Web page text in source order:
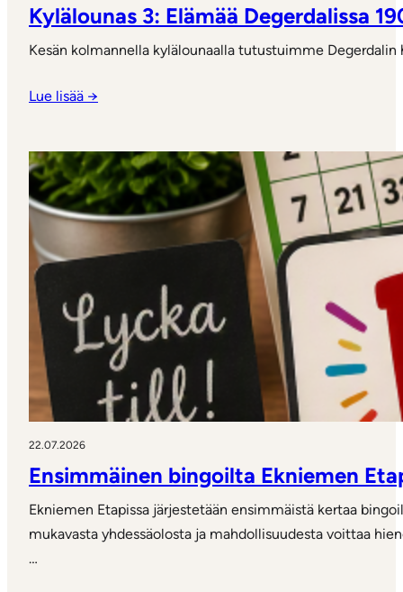
Kylälounas 3: Elämää Degerdalissa
Kesän kolmannella kylälounaalla tutustuimme Degerdalin
Lue lisää →
22.07.2026
Ensimmäinen bingoilta Ekniemen
Ekniemen Etapissa järjestetään ensimmäistä kertaa
mukavasta yhdessäolosta ja mahdollisuudesta voittaa
…